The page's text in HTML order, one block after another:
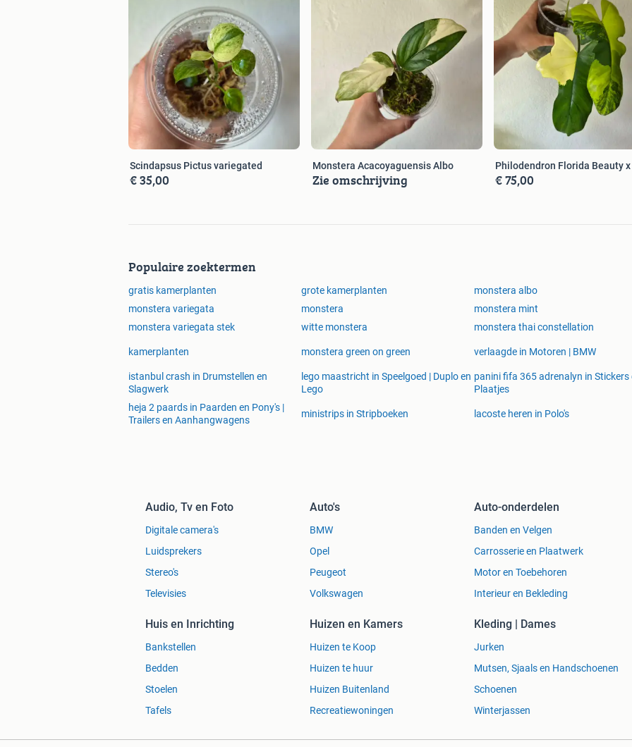
Scindapsus Pictus variegated
€ 35,00
Monstera Acacoyaguensis Albo
Zie omschrijving
Philodendron Florida Beauty
€ 75,00
Populaire zoektermen
gratis kamerplanten grote kamerplanten monstera albo
monstera variegata
monstera monstera mint
monstera variegata stek
witte monstera monstera thai constellation
kamerplanten monstera green on green verlaagde in Motoren | BMW
istanbul crash in Drumstellen en
Slagwerk
lego maastricht in Speelgoed | Duplo en
Lego
panini fifa 365 adrenalyn in Stickers
Plaatjes
heja 2 paards in Paarden en Pony's |
Trailers en Aanhangwagens
ministrips in Stripboeken lacoste heren in Polo's
Audio, Tv en Foto
Digitale camera's
Luidsprekers
Stereo's
Televisies
Auto's
BMW
Opel
Peugeot
Volkswagen
Auto-onderdelen
Banden en Velgen
Carrosserie en Plaatwerk
Motor en Toebehoren
Interieur en Bekleding
Huis en Inrichting
Bankstellen
Bedden
Stoelen
Tafels
Huizen en Kamers
Huizen te Koop
Huizen te huur
Huizen Buitenland
Recreatiewoningen
Kleding | Dames
Jurken
Mutsen, Sjaals en Handschoenen
Schoenen
Winterjassen